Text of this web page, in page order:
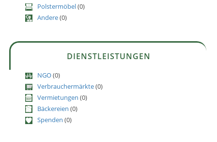
Polstermöbel(0)
Andere(0)
DIENSTLEISTUNGEN
NGO(0)
Verbrauchermärkte(0)
Vermietungen (0)
Bäckereien (0)
Spenden (0)